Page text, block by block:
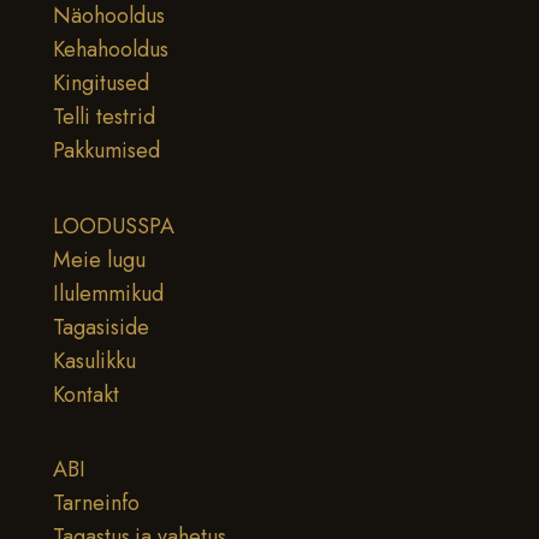
Näohooldus
Kehahooldus
Kingitused
Telli testrid
Pakkumised
LOODUSSPA
Meie lugu
Ilulemmikud
Tagasiside
Kasulikku
Kontakt
ABI
Tarneinfo